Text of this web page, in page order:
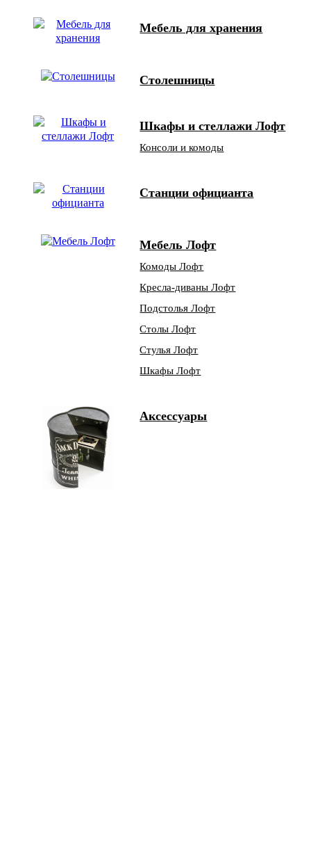
Мебель для хранения
Столешницы
Шкафы и стеллажи Лофт
Консоли и комоды
Станции официанта
Мебель Лофт
Комоды Лофт
Кресла-диваны Лофт
Подстолья Лофт
Столы Лофт
Стулья Лофт
Шкафы Лофт
Аксессуары